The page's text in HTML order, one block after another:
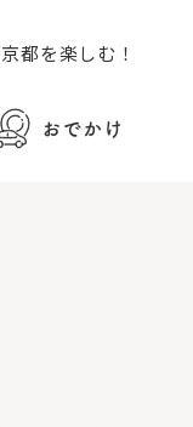
京都を楽しむ！
おでかけ